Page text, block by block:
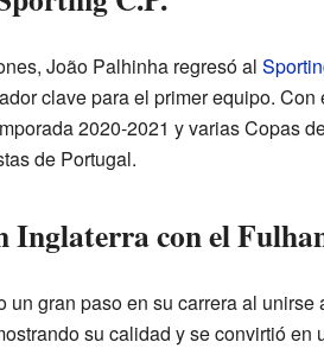
João Palhinha regresó al
clave para el primer equipo.
2020-2021 y varias Copas
de Portugal.
Inglaterra con el
un gran paso en su carrera al unirse
su calidad y se convirtió